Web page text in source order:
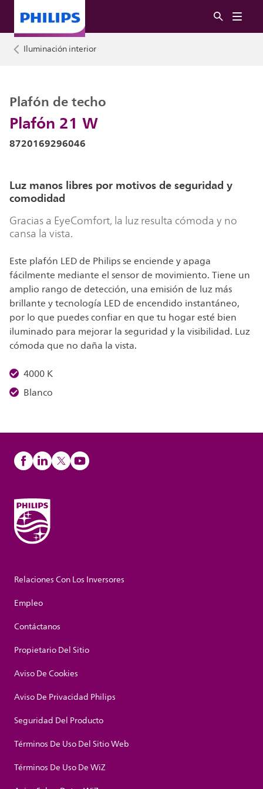
Iluminación interior
Plafón 21 W
Plafón de techo
8720169296046
Luz manos libres por motivos de seguridad y
comodidad
Gracias a EyeComfort, la luz resulta cómoda y no
cansa la vista.
Este plafón LED de Philips se enciende y apaga
fácilmente mediante el sensor de movimiento. Tiene un
amplio rango de detección, una emisión de luz más
brillante y tecnología LED de encendido instantáneo,
por lo que puedes confiar en que tu hogar esté bien
iluminado para mejorar la seguridad y la visibilidad. Luz
cómoda que no daña la vista.
4000 K
Blanco
Relaciones Con Los Inversores
Empleo
Contáctanos
Propietario Del Sitio
Aviso De Cookies
Aviso De Privacidad Philips
Seguridad Del Producto
Términos De Uso Del Sitio Web
Términos De Uso De WiZ